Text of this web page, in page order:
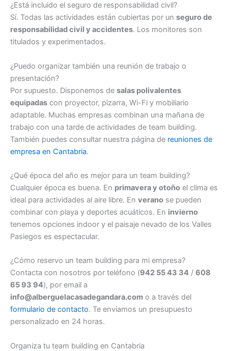
¿Está incluido el seguro de responsabilidad civil?
Sí. Todas las actividades están cubiertas por un seguro de
responsabilidad civil y accidentes. Los monitores son
titulados y experimentados.
¿Puedo organizar también una reunión de trabajo o
presentación?
Por supuesto. Disponemos de salas polivalentes
equipadas con proyector, pizarra, Wi-Fi y mobiliario
adaptable. Muchas empresas combinan una mañana de
trabajo con una tarde de actividades de team building.
También puedes consultar nuestra página de reuniones de
empresa en Cantabria.
¿Qué época del año es mejor para un team building?
Cualquier época es buena. En primavera y otoño el clima es
ideal para actividades al aire libre. En verano se pueden
combinar con playa y deportes acuáticos. En invierno
tenemos opciones indoor y el paisaje nevado de los Valles
Pasiegos es espectacular.
¿Cómo reservo un team building para mi empresa?
Contacta con nosotros por teléfono (942 55 43 34 / 608
65 93 94), por email a
info@alberguelacasadegandara.com o a través del
formulario de contacto. Te enviamos un presupuesto
personalizado en 24 horas.
Organiza tu team building en Cantabria